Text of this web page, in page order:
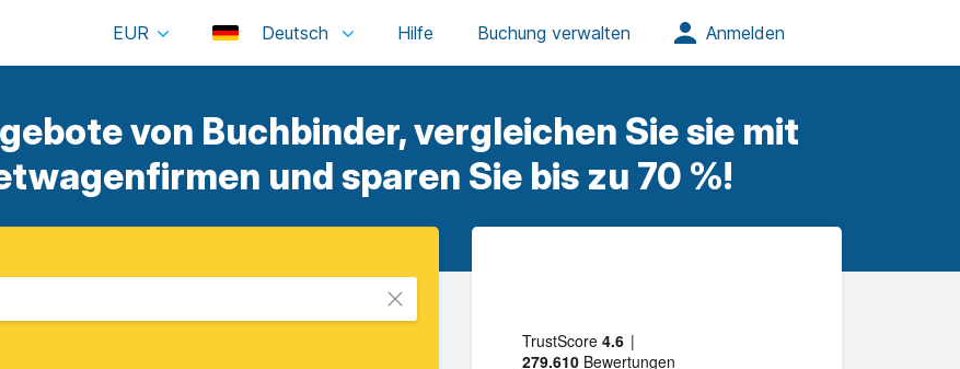
EUR Deutsch
von Buchbinder, vergleichen Sie sie mit
und sparen Sie bis zu 70 %!